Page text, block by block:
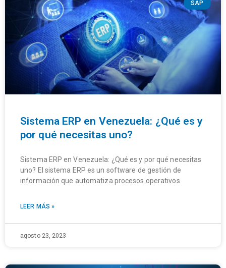
SAP
Sistema ERP en Venezuela: ¿Qué es y
por qué necesitas uno?
Sistema ERP en Venezuela: ¿Qué es y por qué necesitas
uno? El sistema ERP es un software de gestión de
información que automatiza procesos operativos
LEER MÁS »
agosto 23, 2023